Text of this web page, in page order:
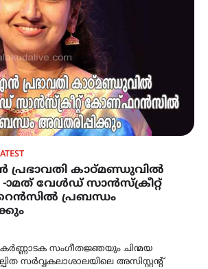
പ്രഭാവതി കാഠ്മണ്ഡുവിൽ
-ാമത് വേൾഡ് സാൻസ്ക്രീറ്റ്
പ്രബന്ധം
കർണ്ണാടക സംഗീതജ്ഞയും ചിന്മയ
സർവ്വകലാശാലയിലെ അസിസ്റ്റന്റ്